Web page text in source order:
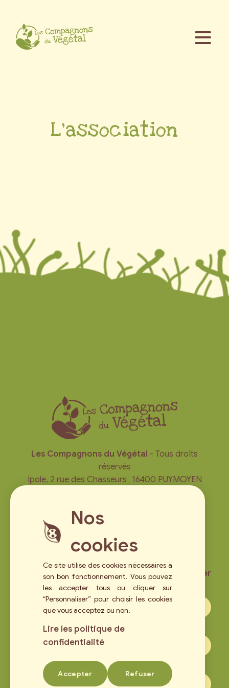
L’association
Les Compagnons du Végétal - Tous droits
réservés
Ipole, 2 rue des Chasseurs 16400 PUYMOYEN
N'hésitez pas à vous inscrire à notre newsletter
Email*
Nom
Prénom
Nos
cookies
Ce site utilise des cookies nécessaires à
son bon fonctionnement. Vous pouvez
les accepter tous ou cliquer sur
“Personnaliser” pour choisir les cookies
que vous acceptez ou non.
Lire les politique de
confidentialité
Accepter Refuser